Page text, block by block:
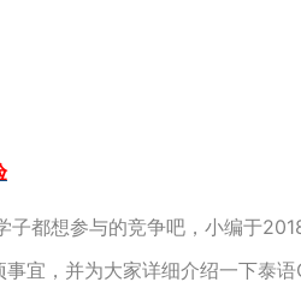
子都想参与的竞争吧，小编于
宜，并为大家详细介绍一下泰